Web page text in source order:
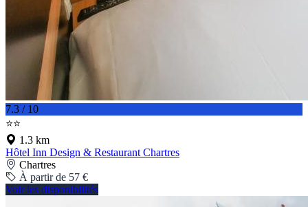
7.3 / 10
⭐⭐
1.3 km
Hôtel Inn Design & Restaurant Chartres
Chartres
À partir de 57 €
Voir les disponibilités